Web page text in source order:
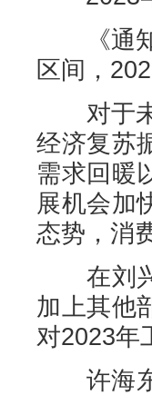
《通知
区间，
对于未
经济复苏
需求回暖
展机会加
态势，消
在刘兴
加上其他
对2023年
许海东